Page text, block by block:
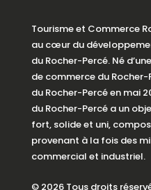
Tourisme et Commerce
au cœur du
du Rocher-Percé. Né
de commerce du
du Rocher-Percé en mai
du Rocher-Percé a un
fort, solide et uni,
provenant à la fois des
commercial et industriel.
© 2026 Tous droits